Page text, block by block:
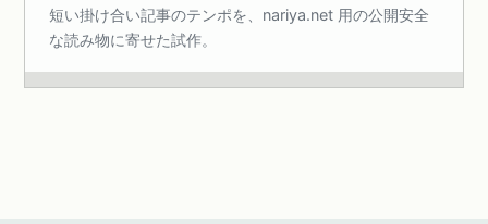
短い掛け合い記事のテンポを、nariya.net 用の公開安全
な読み物に寄せた試作。